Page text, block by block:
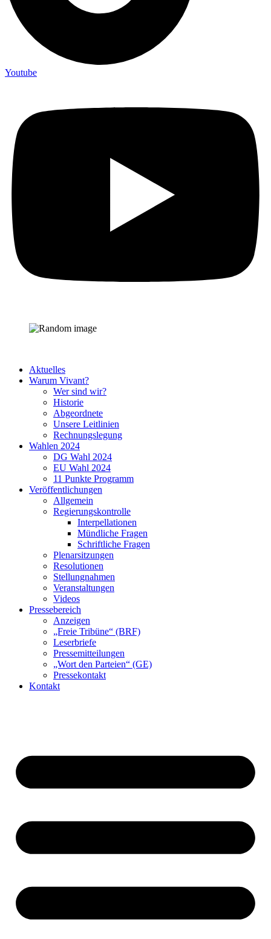
Youtube
Aktuelles
Warum Vivant?
Wer sind wir?
Historie
Abgeordnete
Unsere Leitlinien
Rechnungslegung
Wahlen 2024
DG Wahl 2024
EU Wahl 2024
11 Punkte Programm
Veröffentlichungen
Allgemein
Regierungskontrolle
Interpellationen
Mündliche Fragen
Schriftliche Fragen
Plenarsitzungen
Resolutionen
Stellungnahmen
Veranstaltungen
Videos
Pressebereich
Anzeigen
„Freie Tribüne“ (BRF)
Leserbriefe
Pressemitteilungen
„Wort den Parteien“ (GE)
Pressekontakt
Kontakt